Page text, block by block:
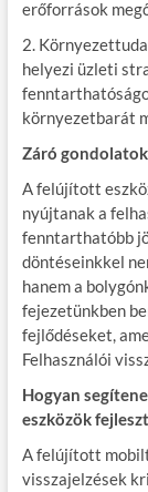
erőforrások
2.
helyezi üzleti
környezetbarát
Záró gondolatok
A felújított
nyújtanak a
fenntarthatóbb
döntéseinkkel
hanem a
fejezetünkben
fejlődéseket,
Felhasználói
Hogyan
eszközök
A felújított
visszajelzések